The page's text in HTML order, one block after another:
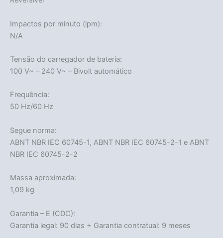
Acabou
Impactos por minuto (ipm):
N/A
Tensão do carregador de bateria:
100 V~ – 240 V~ – Bivolt automático
Frequência:
50 Hz/60 Hz
Segue norma:
ABNT NBR IEC 60745-1, ABNT NBR IEC 60745-2-1 e ABNT
NBR IEC 60745-2-2
Massa aproximada:
1,09 kg
Garantia – E (CDC):
Garantia legal: 90 dias + Garantia contratual: 9 meses